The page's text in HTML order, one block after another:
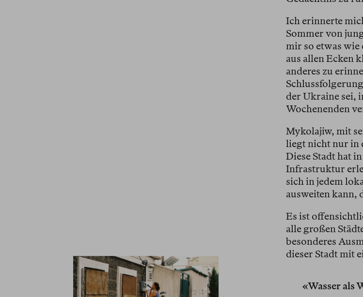
Ich erinnerte
Sommer von
mir so etwas wie
aus allen Ecken
anderes zu
der Ukraine sei,
Wochenenden
Mykolajiw, mit
liegt nicht nur in
Diese Stadt hat
Infrastruktur
sich in jedem
ausweiten kann,
Es ist
alle großen
besonderes
dieser Stadt mit
«Wasser als